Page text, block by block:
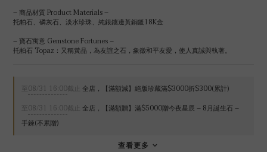
– 商品材質 Product Materials –
托帕石、磷灰石、淡水珍珠、純銀鑲邊黃銅鍍18K金
– 寶石寓意 Gemstone Fortunes –
托帕石 Topaz：又稱黃晶，為友誼之石，象徵和平友愛，使人真誠與執著。
至08/31 16:00截止
全店，【滿額減】絕版珍藏滿$3000折$300(累計)
至08/31 16:00截止
全店，【滿額贈】滿$5000贈今夜星辰 – 8月誕生石 –
手鍊(不累贈)
查看更多